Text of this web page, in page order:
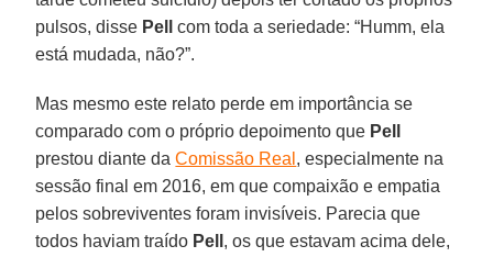
pulsos, disse Pell
com toda a seriedade: “Humm, ela
está mudada, não?”.
Mas mesmo este relato perde em importância se
comparado com o próprio depoimento que Pell
prestou diante daComissão Real , especialmente na
sessão final em 2016, em que compaixão e empatia
pelos sobreviventes foram invisíveis. Parecia que
todos haviam traído Pell , os que estavam acima dele,